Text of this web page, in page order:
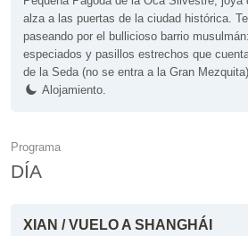
alza a las puertas de la ciudad histórica.
paseando por el bullicioso barrio
especiados y pasillos estrechos que
de la Seda (no se entra a la Gran
Alojamiento.
Programa
DÍA
XIAN / VUELO A SHANGHÁI